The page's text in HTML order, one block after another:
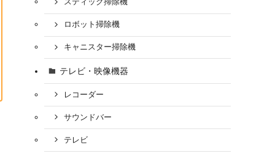
スティック掃除機
ロボット掃除機
キャニスター掃除機
テレビ・映像機器
レコーダー
サウンドバー
テレビ